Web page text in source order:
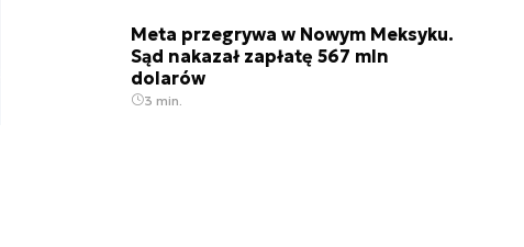
Meta przegrywa w Nowym Meksyku.
Sąd nakazał zapłatę 567 mln
dolarów
3 min.